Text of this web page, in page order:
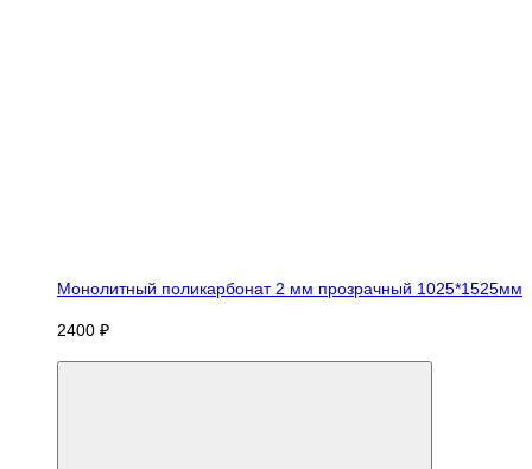
Монолитный поликарбонат 2 мм прозрачный 1025*1525мм
2400 ₽